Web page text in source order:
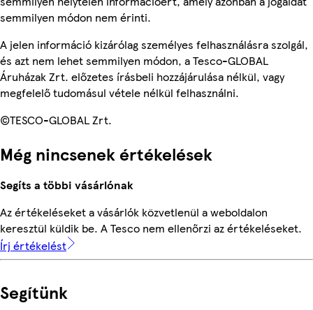
semmilyen módon nem érinti.
A jelen információ kizárólag személyes felhasználásra szolgál,
és azt nem lehet semmilyen módon, a Tesco-GLOBAL
Áruházak Zrt. előzetes írásbeli hozzájárulása nélkül, vagy
megfelelő tudomásul vétele nélkül felhasználni.
©TESCO-GLOBAL Zrt.
Még nincsenek értékelések
Segíts a többi vásárlónak
Az értékeléseket a vásárlók közvetlenül a weboldalon
keresztül küldik be. A Tesco nem ellenőrzi az értékeléseket.
Írj értékelést
Segítünk